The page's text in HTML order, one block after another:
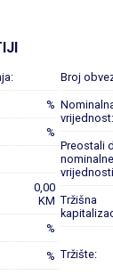
%
%
0,00
KM
%
%
Broj
vrijednost:
Preostali
nominalne
Tržišna
Tržište: